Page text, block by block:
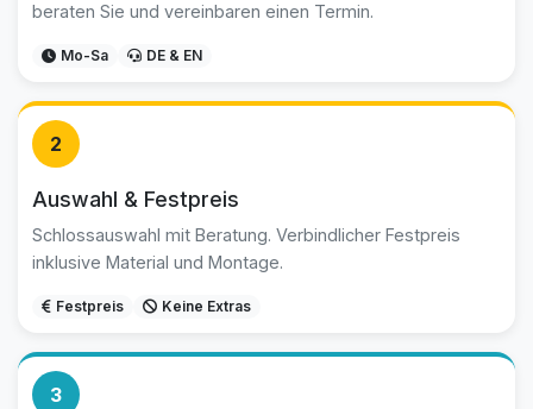
beraten Sie und vereinbaren einen Termin.
Mo-Sa DE & EN
2
Auswahl & Festpreis
Schlossauswahl mit Beratung. Verbindlicher Festpreis
inklusive Material und Montage.
Festpreis Keine Extras
3